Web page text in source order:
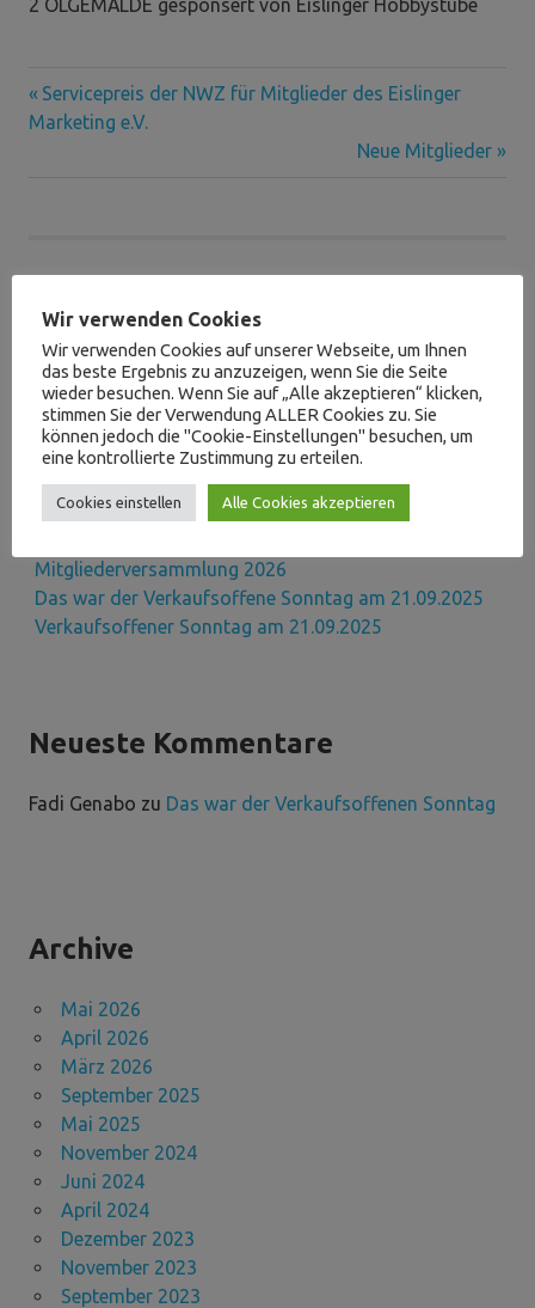
2 ÖLGEMÄLDE gesponsert von Eislinger Hobbystube
Beitragsnavigation
Vorheriger
Beitrag:
Servicepreis der NWZ für Mitglieder des Eislinger
Marketing e.V.
Nächster
Neue Mitglieder
Neueste Beiträge
Das war der Verkaufsoffenene Sonntag am 03. Mai.
Mitgliederversammlung 2026
Das war der Verkaufsoffene Sonntag am 21.09.2025
Verkaufsoffener Sonntag am 21.09.2025
Neueste Kommentare
Fadi Genabo zu Das war der Verkaufsoffenen Sonntag
Archive
Mai 2026
April 2026
März 2026
September 2025
Mai 2025
November 2024
Juni 2024
April 2024
Dezember 2023
November 2023
September 2023
Wir verwenden Cookies
Wir verwenden Cookies auf unserer Webseite, um Ihnen
das beste Ergebnis zu anzuzeigen, wenn Sie die Seite
wieder besuchen. Wenn Sie auf „Alle akzeptieren“ klicken,
stimmen Sie der Verwendung ALLER Cookies zu. Sie
können jedoch die "Cookie-Einstellungen" besuchen, um
eine kontrollierte Zustimmung zu erteilen.
Cookies einstellen Alle Cookies akzeptieren